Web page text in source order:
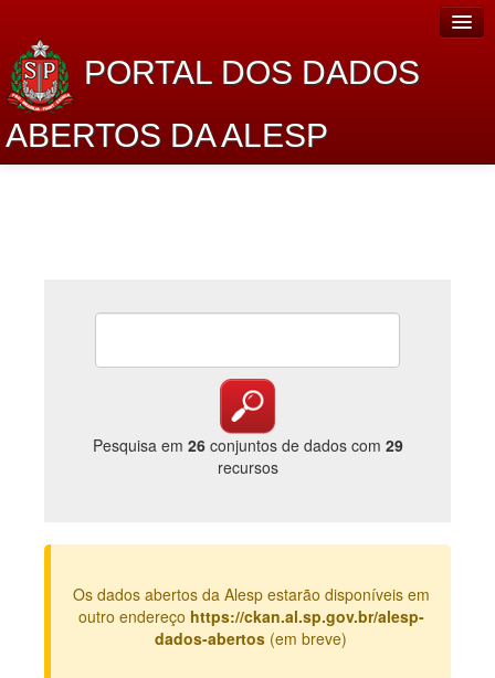
PORTAL DOS DADOS
ABERTOS DA ALESP
Lei de Acesso à Informação
Catálogo de dados
Legislação
Pesquisa em 26conjuntos de dados com 29
recursos
Os dados abertos da Alesp estarão disponíveis em
outro endereço https://ckan.al.sp.gov.br/alesp-
dados-abertos (em breve)